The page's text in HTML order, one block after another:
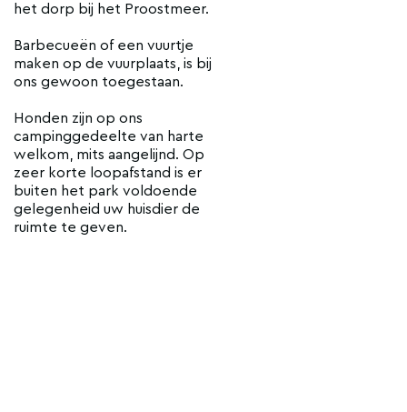
het dorp bij het Proostmeer.
Barbecueën of een vuurtje
maken op de vuurplaats, is bij
ons gewoon toegestaan.
Honden zijn op ons
campinggedeelte van harte
welkom, mits aangelijnd. Op
zeer korte loopafstand is er
buiten het park voldoende
gelegenheid uw huisdier de
ruimte te geven.